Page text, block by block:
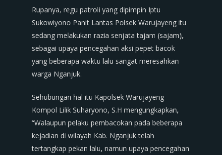
Rupanya, regu patroli yang dipimpin Iptu
Sukowiyono Panit Lantas Polsek Warujayeng itu
sedang melakukan razia senjata tajam (sajam),
sebagai upaya pencegahan aksi pepet bacok
yang beberapa waktu lalu sangat meresahkan
warga Nganjuk.
Sehubungan hal itu Kapolsek Warujayeng
Kompol Lilik Suharyono, S.H mengungkapkan,
“Walaupun pelaku pembacokan pada beberapa
kejadian di wilayah Kab. Nganjuk telah
tertangkap pekan lalu, namun upaya pencegahan